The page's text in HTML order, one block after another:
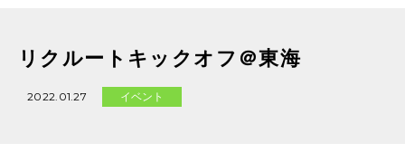
リクルートキックオフ＠東海
2022.01.27 イベント